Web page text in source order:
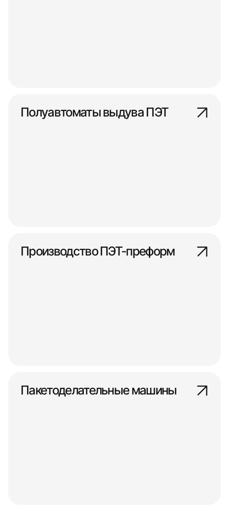
Полуавтоматы выдува ПЭТ
Производство ПЭТ-преформ
Пакетоделательные машины